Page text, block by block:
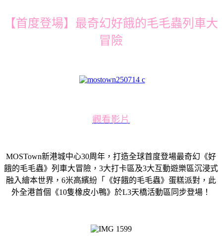
【首度登場】最奇幻好餓的毛毛蟲列車大
冒險
觀看影片
MOSTown新港城中心30周年，打造全球首度登場最奇幻《好
餓的毛毛蟲》列車大冒險，3大打卡區及3大互動遊樂區沉浸式
融入繪本世界，6米高繽紛「《好餓的毛毛蟲》蛋糕派對，此
外全港首個《10隻橡皮小鴨》於L3天橋活動區同步登場！